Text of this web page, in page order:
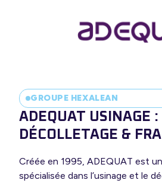
GROUPE HEXALEAN
ADEQUAT USINAGE :
DÉCOLLETAGE &
Créée en 1995, ADEQUAT est
spécialisée dans l’usinage et le